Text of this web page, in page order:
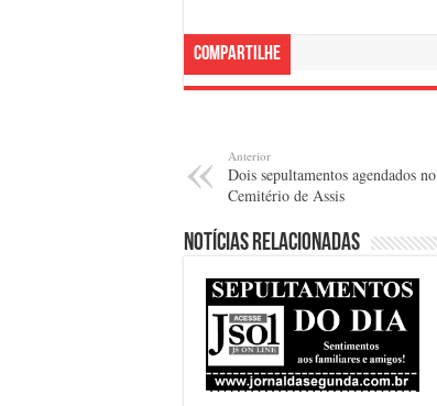
Compartilhe
Anterior
Dois sepultamentos agendados no
Cemitério de Assis
Notícias relacionadas